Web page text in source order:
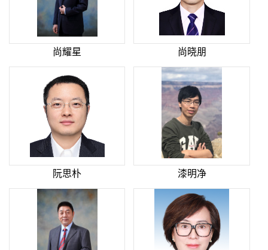
尚耀星 尚晓朋
阮思朴 漆明净